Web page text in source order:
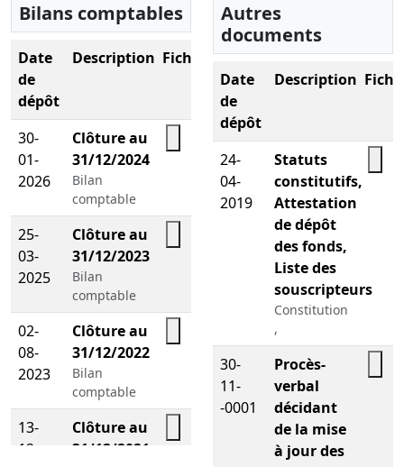
Bilans comptables
Date
de
dépôt
Description Fichier
30-
01-
2026
Clôture au
31/12/2024
Bilan
comptable
25-
03-
2025
Clôture au
31/12/2023
Bilan
comptable
02-
08-
2023
Clôture au
31/12/2022
Bilan
comptable
13-
12-
Clôture au
31/12/2021
Autres
documents
Date
de
dépôt
Description
24-
04-
2019
Statuts
constitutifs,
Attestation
de dépôt
des fonds,
Liste des
souscripteurs
Constitution
,
30-
11-
-0001
Procès-
verbal
décidant
de la mise
à jour des